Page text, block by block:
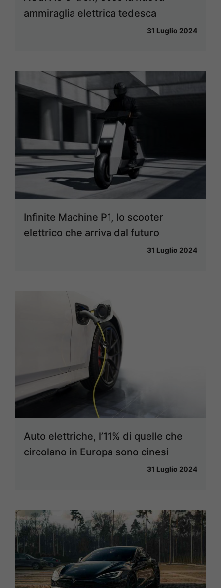
ammiraglia elettrica tedesca
31 Luglio 2024
Infinite Machine P1, lo scooter
elettrico che arriva dal futuro
31 Luglio 2024
Auto elettriche, l’11% di quelle che
circolano in Europa sono cinesi
31 Luglio 2024